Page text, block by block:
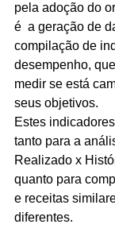
pela adoção do
é  a geração de
compilação de
desempenho,
medir se está
seus objetivos.
Estes
tanto para a
Realizado x
quanto para
e receitas
diferentes.